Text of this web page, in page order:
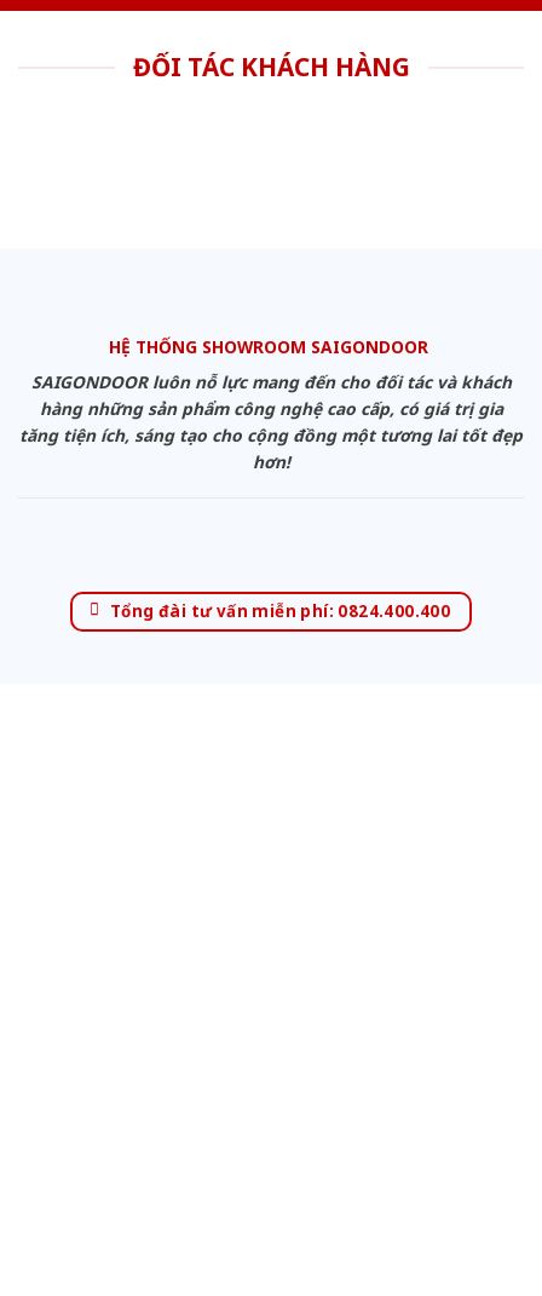
ĐỐI TÁC KHÁCH HÀNG
HỆ THỐNG SHOWROOM SAIGONDOOR
SAIGONDOOR luôn nỗ lực mang đến cho đối tác và khách
hàng những sản phẩm công nghệ cao cấp, có giá trị gia
tăng tiện ích, sáng tạo cho cộng đồng một tương lai tốt đẹp
hơn!
Tổng đài tư vấn miễn phí: 0824.400.400